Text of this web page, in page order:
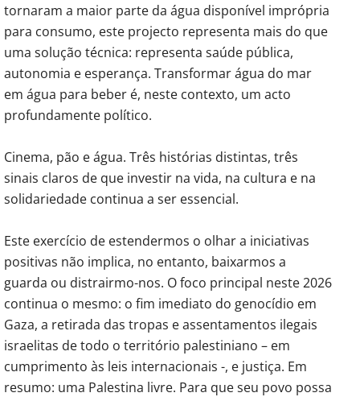
tornaram a maior parte da água disponível imprópria
para consumo, este projecto representa mais do que
uma solução técnica: representa saúde pública,
autonomia e esperança. Transformar água do mar
em água para beber é, neste contexto, um acto
profundamente político.
Cinema, pão e água. Três histórias distintas, três
sinais claros de que investir na vida, na cultura e na
solidariedade continua a ser essencial.
Este exercício de estendermos o olhar a iniciativas
positivas não implica, no entanto, baixarmos a
guarda ou distrairmo-nos. O foco principal neste 2026
continua o mesmo: o fim imediato do genocídio em
Gaza, a retirada das tropas e assentamentos ilegais
israelitas de todo o território palestiniano – em
cumprimento às leis internacionais -, e justiça. Em
resumo: uma Palestina livre. Para que seu povo possa